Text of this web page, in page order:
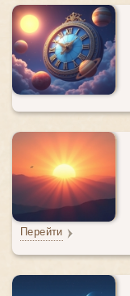
Перейти